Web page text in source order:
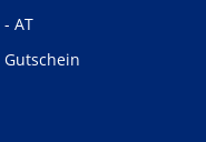
AT